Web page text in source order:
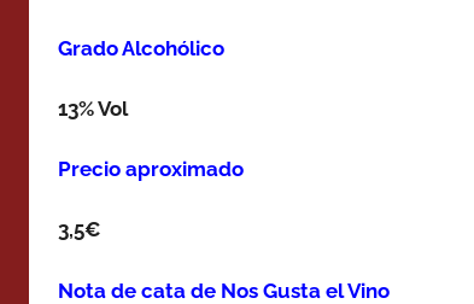
Grado Alcohólico
13% Vol
Precio aproximado
3,5€
Nota de cata de Nos Gusta el Vino